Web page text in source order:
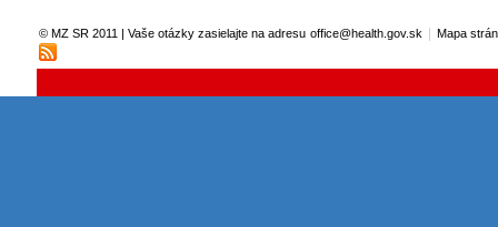
© MZ SR 2011 | Vaše otázky zasielajte na adresu office@health.gov.sk Mapa